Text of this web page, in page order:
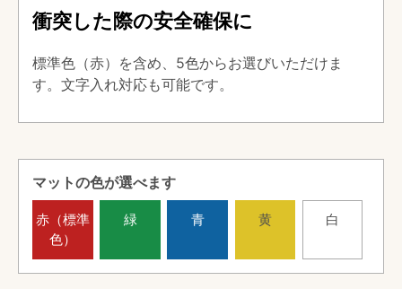
衝突した際の安全確保に
標準色（赤）を含め、5色からお選びいただけま
す。文字入れ対応も可能です。
マットの色が選べます
赤（標準
色）
緑 青 黄 白